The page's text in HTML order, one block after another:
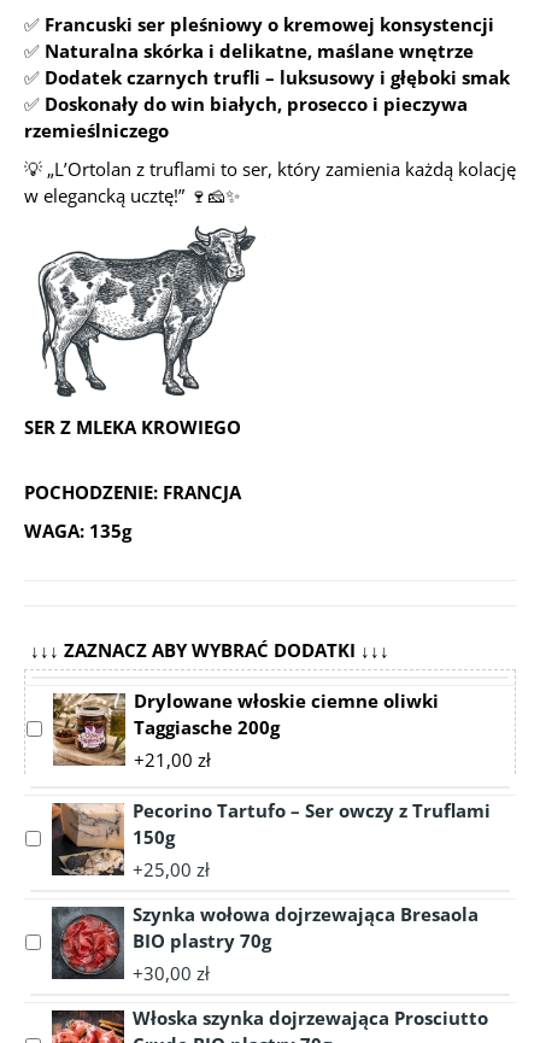
✅ Francuski ser pleśniowy o kremowej konsystencji
✅ Naturalna skórka i delikatne, maślane wnętrze
✅ Dodatek czarnych trufli – luksusowy i głęboki smak
✅ Doskonały do win białych, prosecco i pieczywa
rzemieślniczego
💡 „L’Ortolan z truflami to ser, który zamienia każdą kolację
w elegancką ucztę!” 🍷🧀✨
SER Z MLEKA KROWIEGO
POCHODZENIE: FRANCJA
WAGA: 135g
↓↓↓ ZAZNACZ ABY WYBRAĆ DODATKI ↓↓↓
Select
accessory
włoskie
ciemne
oliwki
Taggiasche
200g
Drylowane włoskie ciemne oliwki
Taggiasche 200g
+21,00 zł
Select
accessory
Tartufo
Ser
Pecorino Tartufo – Ser owczy z Truflami
150g
+25,00 zł
Select
accessory
wołowa
Szynka wołowa dojrzewająca Bresaola
BIO plastry 70g
+30,00 zł
Włoska szynka dojrzewająca Prosciutto